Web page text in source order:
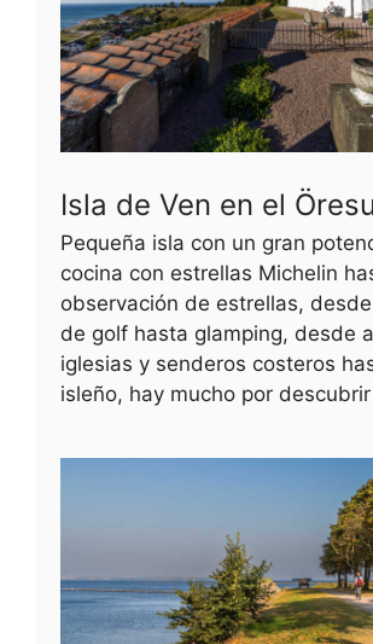
Isla de Ven en el
Pequeña isla con un gran
cocina con estrellas Michelin
observación de estrellas,
de golf hasta glamping, desde
iglesias y senderos costeros
isleño, hay mucho por descubrir